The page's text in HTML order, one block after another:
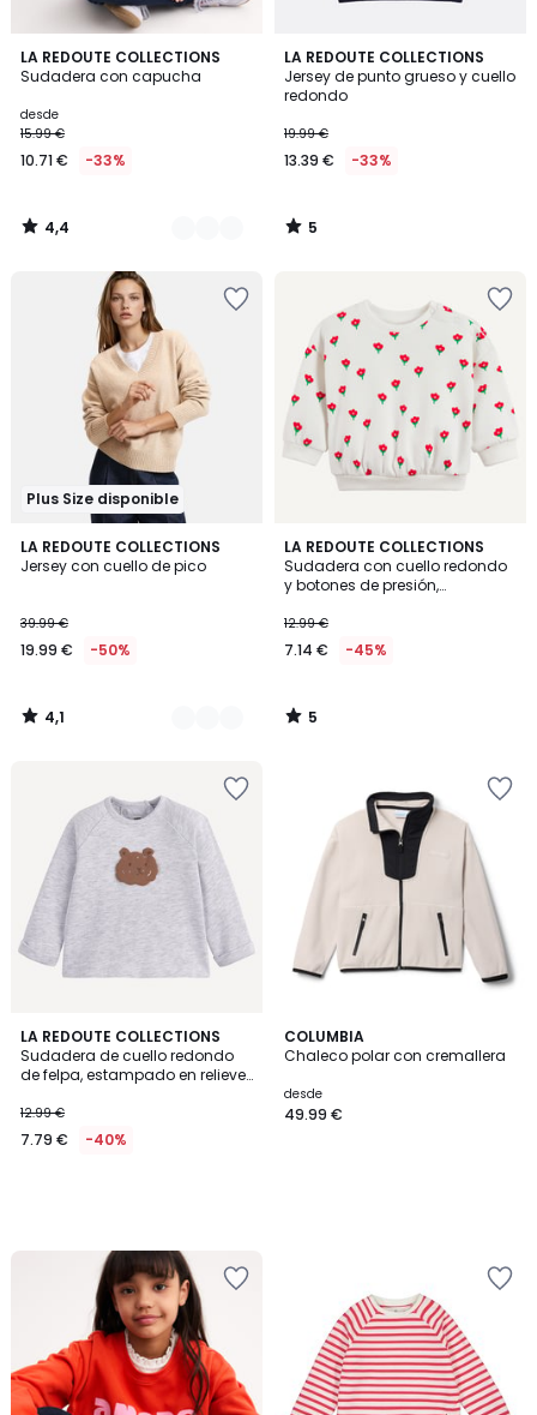
LA REDOUTE COLLECTIONS
Sudadera con capucha
desde
15.99 €
10.71 € -33%
4,4
/ 5
2
Colores
4,4
/
LA REDOUTE COLLECTIONS
Jersey de punto grueso y cuello
redondo
19.99 €
13.39 € -33%
5
/
5
5
/
Plus Size disponible
LA REDOUTE COLLECTIONS
Jersey con cuello de pico
39.99 €
19.99 € -50%
4,1
/ 5
2
Colores
4,1
/
LA REDOUTE COLLECTIONS
Sudadera con cuello redondo
y botones de presión,
12.99 €
7.14 € -45%
5
/
5
5
/
LA REDOUTE COLLECTIONS
Sudadera de cuello redondo
de felpa, estampado en relieve
cierre con
12.99 €
7.79 € -40%
COLUMBIA
Chaleco polar con cremallera
desde
49.99 €